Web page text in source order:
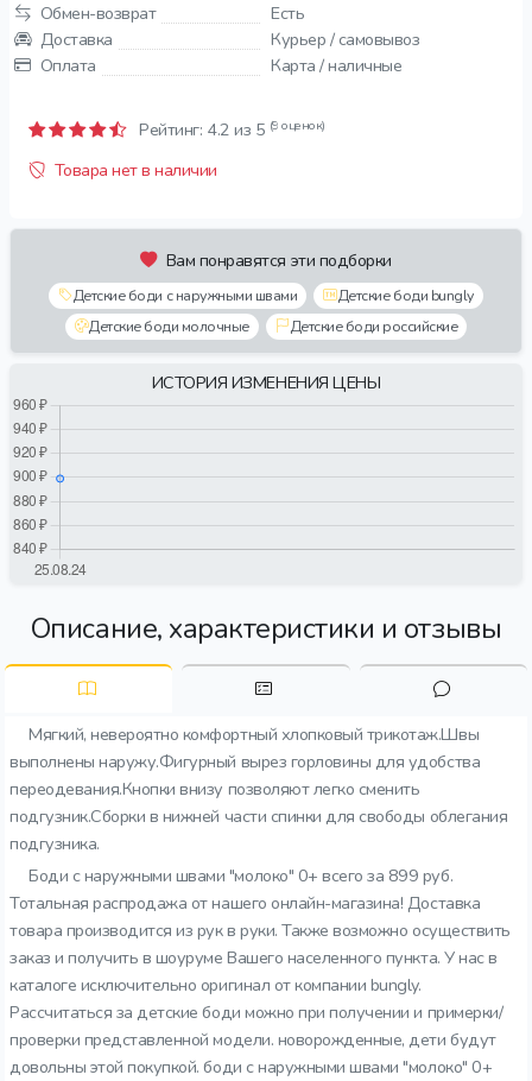
Обмен-возврат
Есть
Доставка
Курьер / самовывоз
Оплата
Карта / наличные
Рейтинг: 4.2 из 5 (9 оценок)
Товара нет в наличии
Вам понравятся эти подборки
Детские боди с наружными швами
Детские боди bungly
Детские боди молочные
Детские боди российские
ИСТОРИЯ ИЗМЕНЕНИЯ ЦЕНЫ
Описание, характеристики и отзывы
Мягкий, невероятно комфортный хлопковый трикотаж.Швы
выполнены наружу.Фигурный вырез горловины для удобства
переодевания.Кнопки внизу позволяют легко сменить
подгузник.Сборки в нижней части спинки для свободы облегания
подгузника.
Боди с наружными швами "молоко" 0+ всего за 899 руб.
Тотальная распродажа от нашего онлайн-магазина! Доставка
товара производится из рук в руки. Также возможно осуществить
заказ и получить в шоуруме Вашего населенного пункта. У нас в
каталоге исключительно оригинал от компании bungly.
Рассчитаться за детские боди можно при получении и примерки/
проверки представленной модели. новорожденные, дети будут
довольны этой покупкой. боди с наружными швами "молоко" 0+